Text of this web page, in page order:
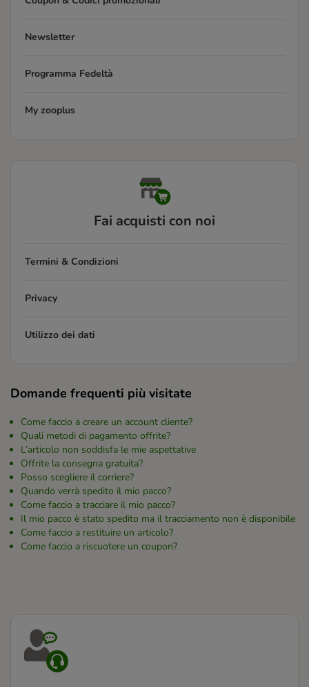
Newsletter
Programma Fedeltà
My zooplus
Fai acquisti con noi
Termini & Condizioni
Privacy
Utilizzo dei dati
Domande frequenti più visitate
Come faccio a creare un account cliente?
Quali metodi di pagamento offrite?
L’articolo non soddisfa le mie aspettative
Offrite la consegna gratuita?
Posso scegliere il corriere?
Quando verrà spedito il mio pacco?
Come faccio a tracciare il mio pacco?
Il mio pacco è stato spedito ma il tracciamento non è disponibile
Come faccio a restituire un articolo?
Come faccio a riscuotere un coupon?